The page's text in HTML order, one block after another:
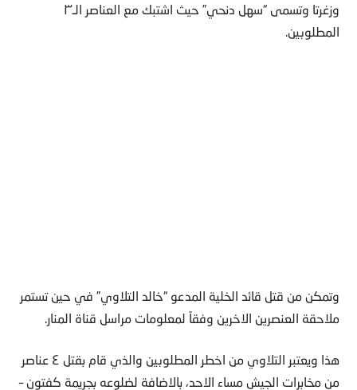
وزغرتا وتسمى “سهل دنحي” حيث اشتبك مع العناصر الـ٣
المطلوبين.
وتمكن من قتل قائد الخلية المدعو “خالد التلاوي” في حين تستمر
ملاحقة العنصرين الاخرين وفقاً لمعلومات مراسل قناة المنار.
هذا ويعتبر التلاوي من اخطر المطلوبين والذي قام بقتل ٤ عناصر
من مخابرات الجيش مساء الاحد، بالاضافة لضلوعه بجريمة كفتون –